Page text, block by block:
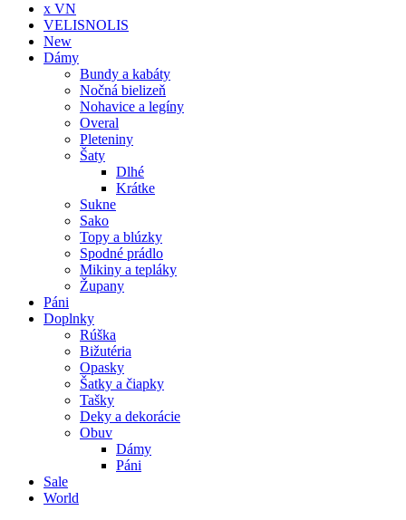
x VN
VELISNOLIS
New
Dámy
Bundy a kabáty
Nočná bielizeň
Nohavice a legíny
Overal
Pleteniny
Šaty
Dlhé
Krátke
Sukne
Sako
Topy a blúzky
Spodné prádlo
Mikiny a tepláky
Župany
Páni
Doplnky
Rúška
Bižutéria
Opasky
Šatky a čiapky
Tašky
Deky a dekorácie
Obuv
Dámy
Páni
Sale
World